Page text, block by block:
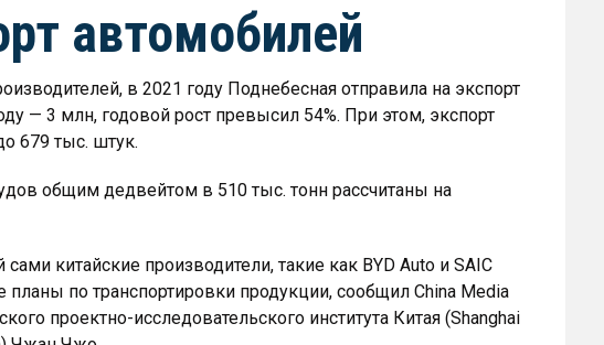
автомобилей
в 2021 году Поднебесная отправила на экспорт
— 3 млн, годовой рост превысил 54%. При этом, экспорт
679 тыс. штук.
общим дедвейтом в 510 тыс. тонн рассчитаны на
китайские производители, такие как BYD Auto и SAIC
планы по транспортировки продукции, сообщил China Media
проектно-исследовательского института Китая (Shanghai